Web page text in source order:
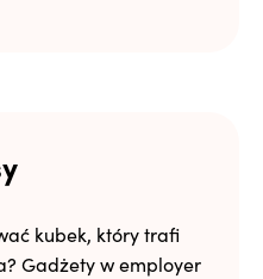
kubek, który trafi
Gadżety w employer